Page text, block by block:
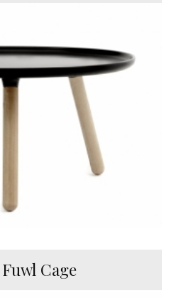
Cage